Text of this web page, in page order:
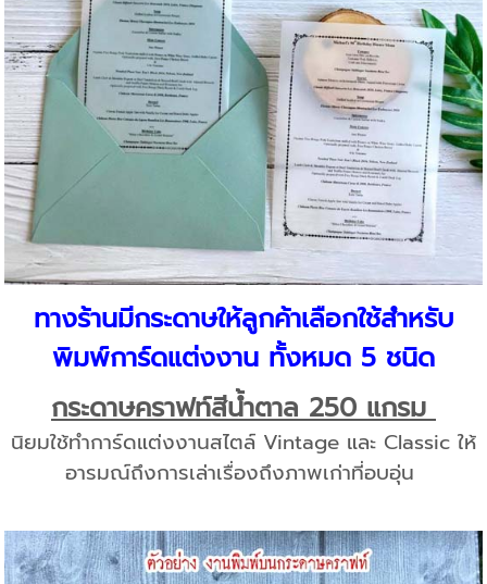
ทางร้านมีกระดาษให้ลูกค้าเลือกใช้สำหรับ
พิมพ์การ์ดแต่งงาน ทั้งหมด 5 ชนิด
กระดาษคราฟท์สีน้ำตาล 250 แกรม
นิยมใช้ทำการ์ดแต่งงานสไตล์ Vintage และ Classic ให้
อารมณ์ถึงการเล่าเรื่องถึงภาพเก่าที่อบอุ่น